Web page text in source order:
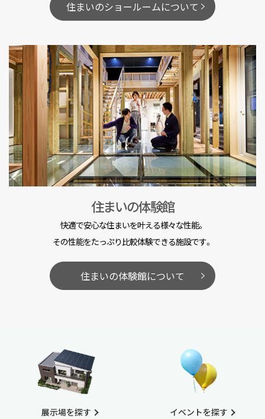
住まいのショールームについて
住まいの体験館
快適で安心な住まいを叶える様々な性能。
その性能をたっぷり比較体験できる施設です。
住まいの体験館について
展示場を探す イベントを探す